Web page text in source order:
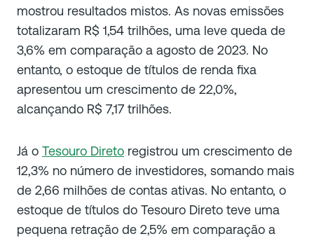
mostrou resultados mistos. As novas emissões
totalizaram R$ 1,54 trilhões, uma leve queda de
3,6% em comparação a agosto de 2023. No
entanto, o estoque de títulos de renda fixa
apresentou um crescimento de 22,0%,
alcançando R$ 7,17 trilhões.
Já o Tesouro Direto registrou um crescimento de
12,3% no número de investidores, somando mais
de 2,66 milhões de contas ativas. No entanto, o
estoque de títulos do Tesouro Direto teve uma
pequena retração de 2,5% em comparação a